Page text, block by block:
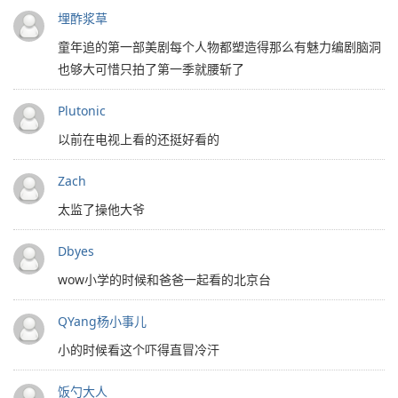
埋酢浆草
童年追的第一部美剧每个人物都塑造得那么有魅力编剧脑洞
也够大可惜只拍了第一季就腰斩了
Plutonic
以前在电视上看的还挺好看的
Zach
太监了操他大爷
Dbyes
wow小学的时候和爸爸一起看的北京台
QYang杨小事儿
小的时候看这个吓得直冒冷汗
饭勺大人